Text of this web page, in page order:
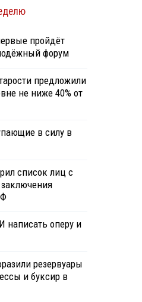
пройдёт
форум
предложили
не ниже 40% от
в силу в
список лиц с
написать оперу и
резервуары
и буксир в